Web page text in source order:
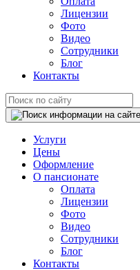
Лицензии
Фото
Видео
Сотрудники
Блог
Контакты
Услуги
Цены
Оформление
О пансионате
Оплата
Лицензии
Фото
Видео
Сотрудники
Блог
Контакты